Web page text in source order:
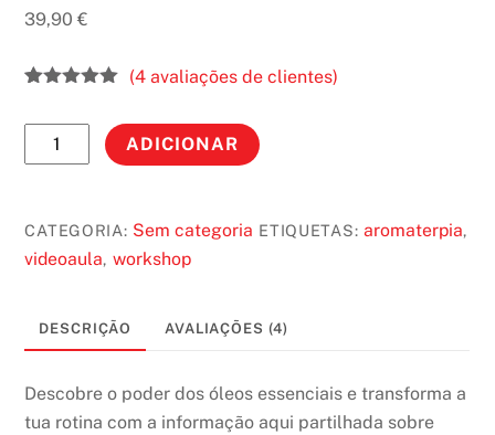
39,90€
5.00em 5
com base
cliente
(4avaliações de clientes)
Quantidade
de
Base:
Workshop
bem-
estar
ADICIONAR
CATEGORIA: Sem categoria ETIQUETAS: aromaterpia,
videoaula, workshop
DESCRIÇÃO AVALIAÇÕES (4)
Descobre o poder dos óleos essenciais e transforma a
tua rotina com a informação aqui partilhada sobre